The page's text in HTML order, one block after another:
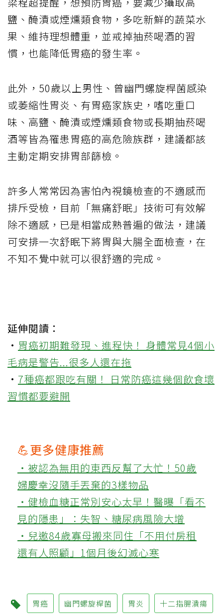
鹽、醃漬或煙燻類食物，多吃新鮮的蔬菜水
果、維持理想體重，並戒掉抽菸喝酒的習
慣，也能降低胃癌的發生率。
此外， 50歲以上男性、曾幽門螺旋桿菌感染
或萎縮性胃炎、有胃癌家族史，嗜吃重口
味、高鹽、醃漬或煙燻類食物或長期抽菸喝
酒等皆為罹患胃癌的高危險族群，建議都該
主動定期安排胃部篩檢。
許多人常常因為害怕內視鏡檢查的不適感而
排斥受檢，目前「無痛舒眠」技術可有效解
除不適感，已是相當成熟普遍的做法，建議
可安排一次舒眠下將胃與大腸全面檢查，在
不知不覺中就可以很舒適的完成。
延伸閱讀：
· 胃癌初期難發現、進程快！ 身體常見4個小
毛病是警告...很多人還在拖
· 7種癌都跟吃有關！ 日常防癌這幾個飲食壞
習慣都要避開
💪更多健康推薦
‧被認為無用的東西反幫了大忙！50歲
婦慶幸沒隨手丟棄的3樣物品
‧健檢血糖正常別安心太早！醫曝「看不
見的隱患」：失智、糖尿病風險大增
‧兒邀84歲寡母搬來同住「不用付房租
還有人照顧」1個月後幻滅心寒
胃癌 幽門螺旋桿菌 胃炎 十二指腸潰瘍